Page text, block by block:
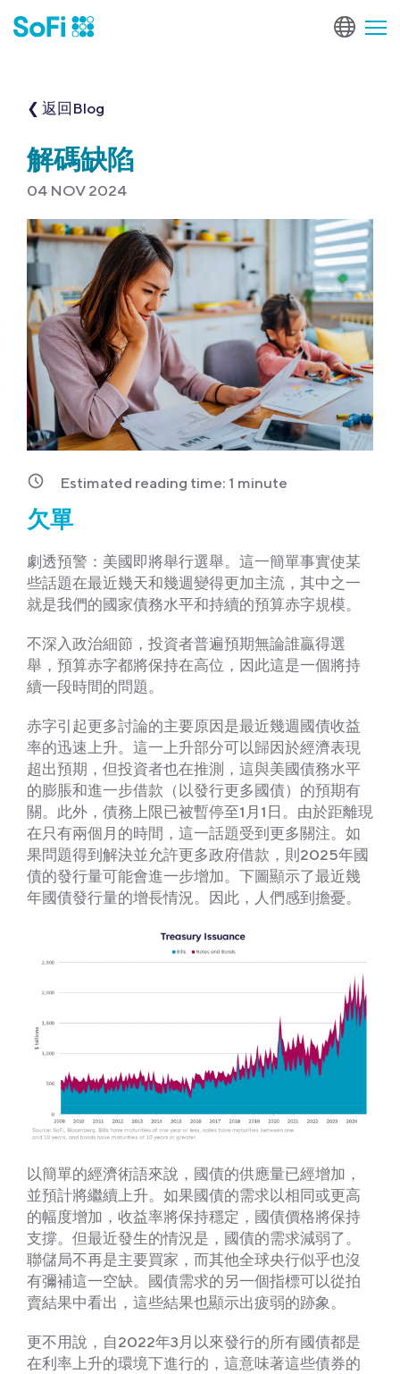
❮ 返回Blog
解碼缺陷
04 NOV 2024
Estimated reading time: 1 minute
欠單
劇透預警：美國即將舉行選舉。這一簡單事實使某
些話題在最近幾天和幾週變得更加主流，其中之一
就是我們的國家債務水平和持續的預算赤字規模。
不深入政治細節，投資者普遍預期無論誰贏得選
舉，預算赤字都將保持在高位，因此這是一個將持
續一段時間的問題。
赤字引起更多討論的主要原因是最近幾週國債收益
率的迅速上升。這一上升部分可以歸因於經濟表現
超出預期，但投資者也在推測，這與美國債務水平
的膨脹和進一步借款（以發行更多國債）的預期有
關。此外，債務上限已被暫停至1月1日。由於距離現
在只有兩個月的時間，這一話題受到更多關注。如
果問題得到解決並允許更多政府借款，則2025年國
債的發行量可能會進一步增加。下圖顯示了最近幾
年國債發行量的增長情況。因此，人們感到擔憂。
以簡單的經濟術語來說，國債的供應量已經增加，
並預計將繼續上升。如果國債的需求以相同或更高
的幅度增加，收益率將保持穩定，國債價格將保持
支撐。但最近發生的情況是，國債的需求減弱了。
聯儲局不再是主要買家，而其他全球央行似乎也沒
有彌補這一空缺。國債需求的另一個指標可以從拍
賣結果中看出，這些結果也顯示出疲弱的跡象。
更不用說，自2022年3月以來發行的所有國債都是
在利率上升的環境下進行的，這意味著這些債券的